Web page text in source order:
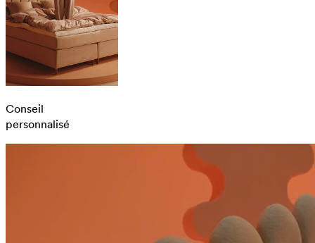
Conseil
personnalisé